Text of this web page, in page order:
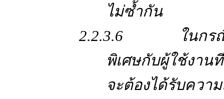
ไม่ซ้ำกัน
2.2.3.6 ในกรณีมี
พิเศษกับผู้ใช้งา
จะต้องได้รับควา